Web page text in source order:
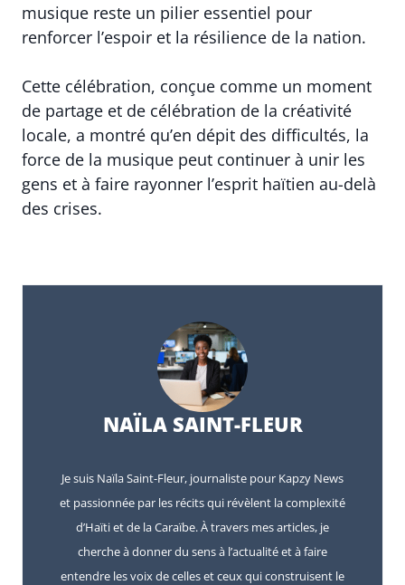
musique reste un pilier essentiel pour
renforcer l’espoir et la résilience de la nation.
Cette célébration, conçue comme un moment
de partage et de célébration de la créativité
locale, a montré qu’en dépit des difficultés, la
force de la musique peut continuer à unir les
gens et à faire rayonner l’esprit haïtien au-delà
des crises.
NAÏLA SAINT-FLEUR
Je suis Naïla Saint-Fleur, journaliste pour Kapzy News
et passionnée par les récits qui révèlent la complexité
d’Haïti et de la Caraïbe. À travers mes articles, je
cherche à donner du sens à l’actualité et à faire
entendre les voix de celles et ceux qui construisent le